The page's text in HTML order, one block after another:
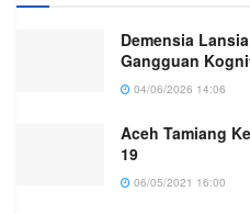
Demensia
Gangguan
04/06/2026 14:06
Aceh Tamiang
19
06/05/2021 16:00